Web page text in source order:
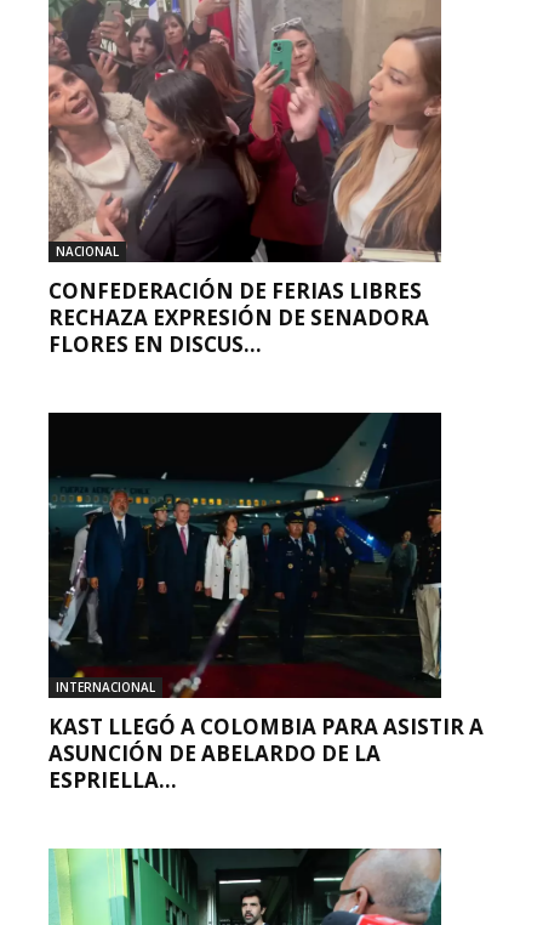
NACIONAL
CONFEDERACIÓN DE FERIAS LIBRES
RECHAZA EXPRESIÓN DE SENADORA
FLORES EN DISCUS...
INTERNACIONAL
KAST LLEGÓ A COLOMBIA PARA ASISTIR A
ASUNCIÓN DE ABELARDO DE LA
ESPRIELLA...